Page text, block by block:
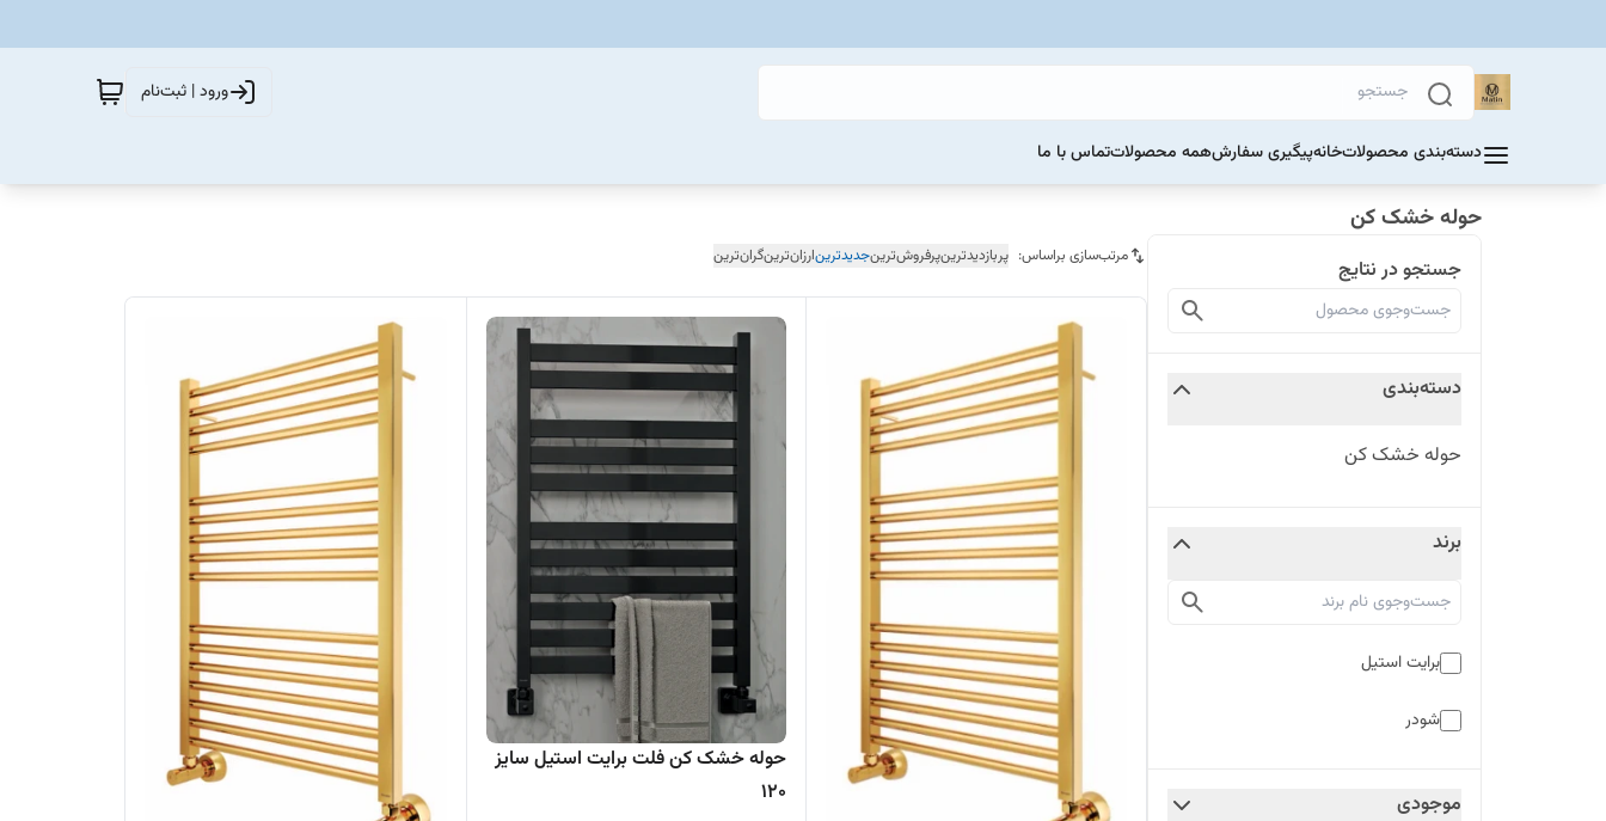
ورود | ثبت‌نام
دسته‌بندی محصولاتخانهپیگیری سفارشهمه محصولاتتماس با ما
حوله خشک کن
جستجو در نتایج
دسته‌بندی
حوله خشک کن
برند
برایت استیل
شودر
موجودی
مرتب‌سازی براساس: پربازدیدترینپرفروش‌ترینجدیدترینارزان‌ترینگران‌ترین
حوله خشک کن فلت برایت استیل سایز
120